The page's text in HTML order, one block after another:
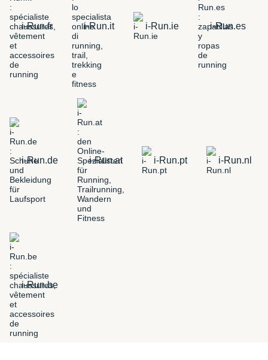
i-Run.fr i-Run.it i-Run.ie i-Run.es
i-Run.de i-Run.at i-Run.pt i-Run.nl
i-Run.be